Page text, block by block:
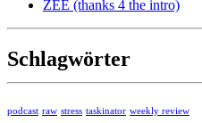
ZEE (thanks 4 the intro)
Schlagwörter
podcast raw stress taskinator weekly review